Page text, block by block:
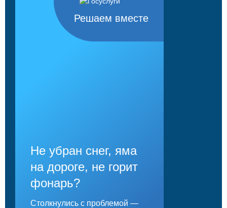
Решаем вместе
Не убран снег, яма
на дороге, не горит
фонарь?
Столкнулись с проблемой —